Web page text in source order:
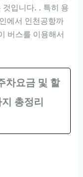
입니다. . 특히 용
에서 인천공항까
버스를 이용해서
차요금 및 할
총정리